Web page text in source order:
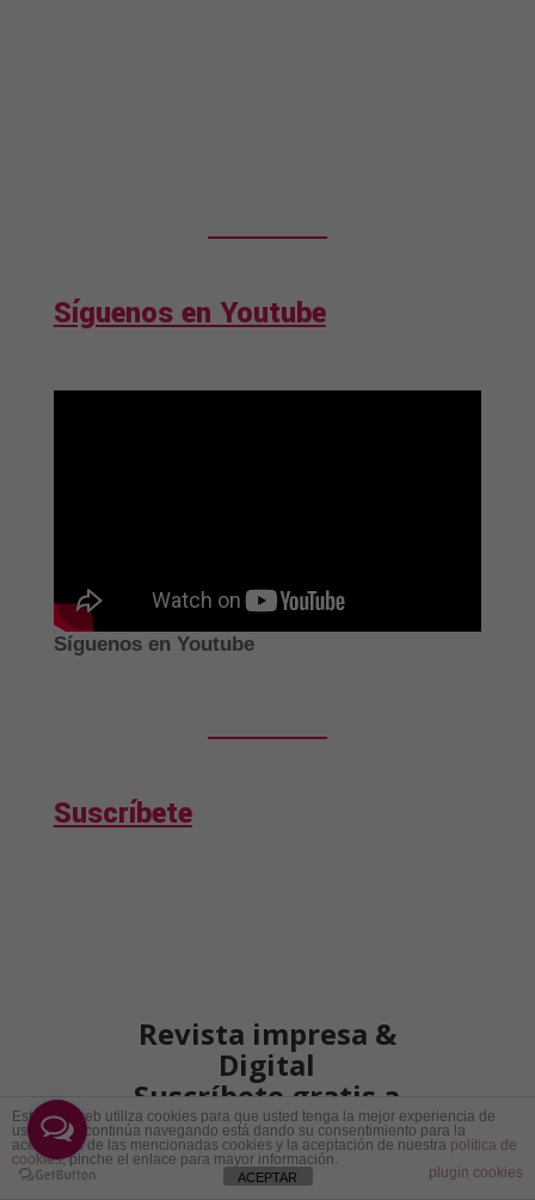
Síguenos en Youtube
Síguenos en Youtube
Suscríbete
Revista impresa &
Digital
Suscríbete gratis a
nuestro Newsletter
Recibirás en tu correo las mejores
publicaciones de la revista impresa y del
Este sitio web utiliza cookies para que usted tenga la mejor experiencia de
usuario. Si continúa navegando está dando su consentimiento para la
aceptación de las mencionadas cookies y la aceptación de nuestra política de
cookies, pinche el enlace para mayor información.
plugin cookies
ACEPTAR